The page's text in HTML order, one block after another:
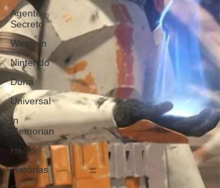
Agente
Secreto
Western
Nintendo
Duna
Universal
In
Memorian
Horror
Histórias